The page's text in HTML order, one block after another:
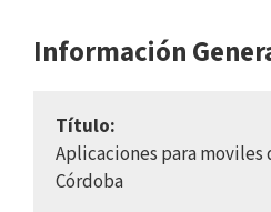
Información
Título:
Aplicaciones para
Córdoba